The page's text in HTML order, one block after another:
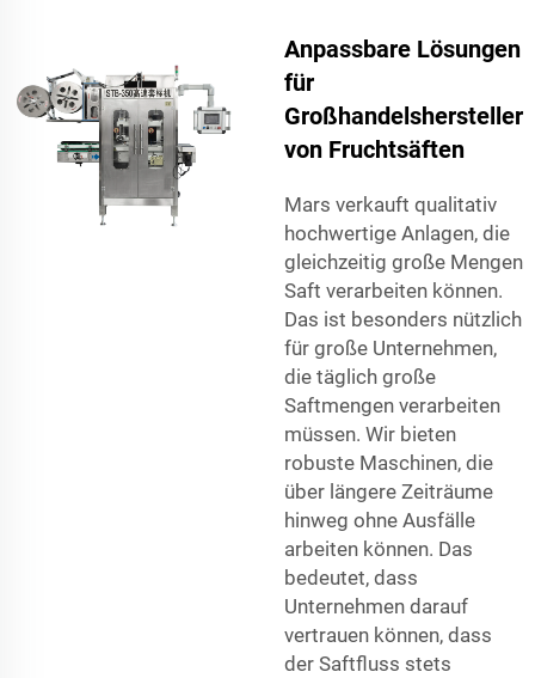
Anpassbare Lösungen
für
Großhandelshersteller
von Fruchtsäften
Mars verkauft qualitativ
hochwertige Anlagen, die
gleichzeitig große Mengen
Saft verarbeiten können.
Das ist besonders nützlich
für große Unternehmen,
die täglich große
Saftmengen verarbeiten
müssen. Wir bieten
robuste Maschinen, die
über längere Zeiträume
hinweg ohne Ausfälle
arbeiten können. Das
bedeutet, dass
Unternehmen darauf
vertrauen können, dass
der Saftfluss stets